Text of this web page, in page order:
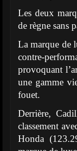
Les deux
de règne sans
La marque de
contre-
provoquant
une gamme
fouet.
Derrière,
classement
Honda